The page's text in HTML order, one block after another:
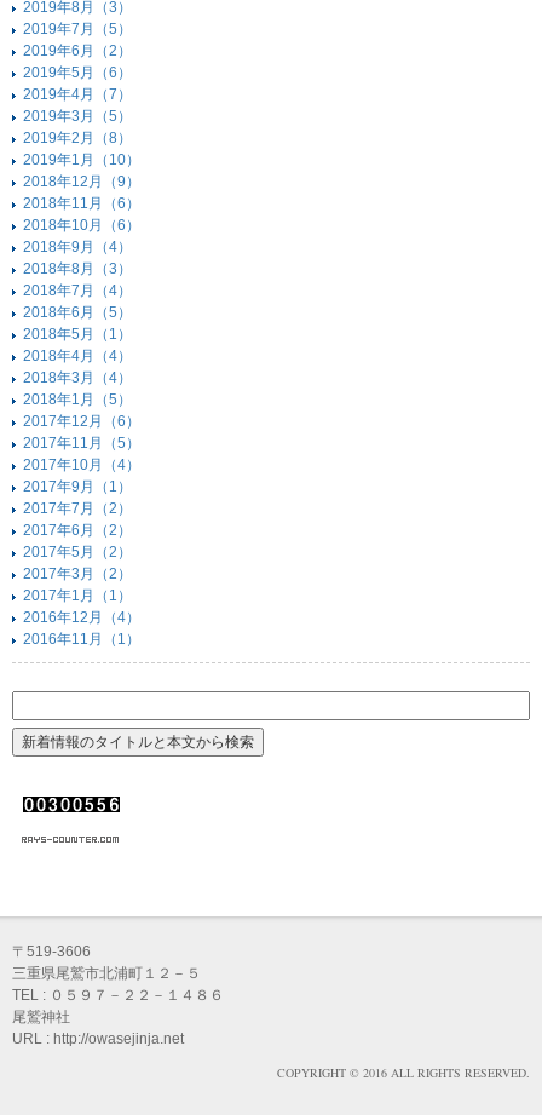
2019年8月（3）
2019年7月（5）
2019年6月（2）
2019年5月（6）
2019年4月（7）
2019年3月（5）
2019年2月（8）
2019年1月（10）
2018年12月（9）
2018年11月（6）
2018年10月（6）
2018年9月（4）
2018年8月（3）
2018年7月（4）
2018年6月（5）
2018年5月（1）
2018年4月（4）
2018年3月（4）
2018年1月（5）
2017年12月（6）
2017年11月（5）
2017年10月（4）
2017年9月（1）
2017年7月（2）
2017年6月（2）
2017年5月（2）
2017年3月（2）
2017年1月（1）
2016年12月（4）
2016年11月（1）
〒519-3606
三重県尾鷲市北浦町１２－５
TEL : ０５９７－２２－１４８６
尾鷲神社
URL : http://owasejinja.net
COPYRIGHT © 2016 ALL RIGHTS RESERVED.